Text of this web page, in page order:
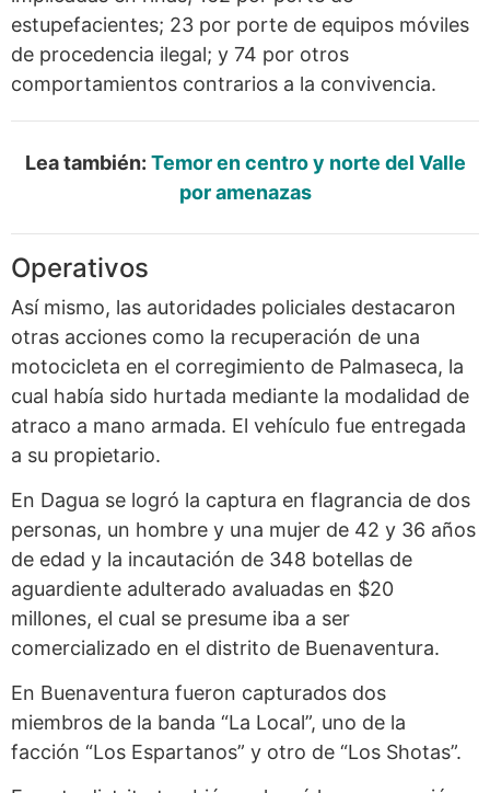
estupefacientes; 23 por porte de equipos móviles
de procedencia ilegal; y 74 por otros
comportamientos contrarios a la convivencia.
Lea también: Temor en centro y norte del Valle
por amenazas
Operativos
Así mismo, las autoridades policiales destacaron
otras acciones como la recuperación de una
motocicleta en el corregimiento de Palmaseca, la
cual había sido hurtada mediante la modalidad de
atraco a mano armada. El vehículo fue entregada
a su propietario.
En Dagua se logró la captura en flagrancia de dos
personas, un hombre y una mujer de 42 y 36 años
de edad y la incautación de 348 botellas de
aguardiente adulterado avaluadas en $20
millones, el cual se presume iba a ser
comercializado en el distrito de Buenaventura.
En Buenaventura fueron capturados dos
miembros de la banda “La Local”, uno de la
facción “Los Espartanos” y otro de “Los Shotas”.